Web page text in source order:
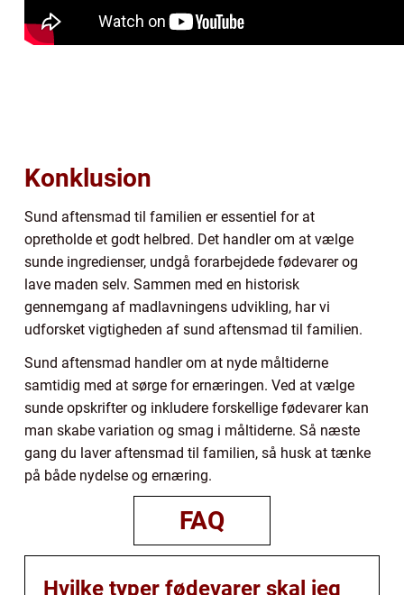
Konklusion
Sund aftensmad til familien er essentiel for at
opretholde et godt helbred. Det handler om at vælge
sunde ingredienser, undgå forarbejdede fødevarer og
lave maden selv. Sammen med en historisk
gennemgang af madlavningens udvikling, har vi
udforsket vigtigheden af sund aftensmad til familien.
Sund aftensmad handler om at nyde måltiderne
samtidig med at sørge for ernæringen. Ved at vælge
sunde opskrifter og inkludere forskellige fødevarer kan
man skabe variation og smag i måltiderne. Så næste
gang du laver aftensmad til familien, så husk at tænke
på både nydelse og ernæring.
FAQ
Hvilke typer fødevarer skal jeg